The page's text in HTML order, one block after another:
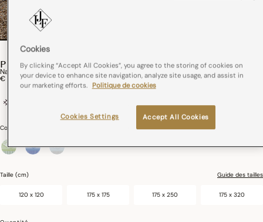
PROMENADE IMPÉRIALE
Nappe Promenade Impériale Coton
€ 79,00
Couleurs :
Taille (cm) Guide des tailles
120 x 120 175 x 175 175 x 250 175 x 320
Cookies
By clicking “Accept All Cookies”, you agree to the storing of cookies on
your device to enhance site navigation, analyze site usage, and assist in
our marketing efforts. Politique de cookies
Accept All Cookies
Cookies Settings